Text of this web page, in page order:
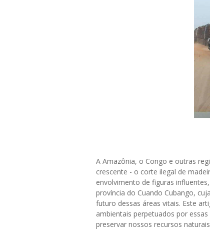
A Amazônia, o Congo e outras
crescente - o corte ilegal de
envolvimento de figuras
província do Cuando Cubango,
futuro dessas áreas vitais. Este
ambientais perpetuados por
preservar nossos recursos